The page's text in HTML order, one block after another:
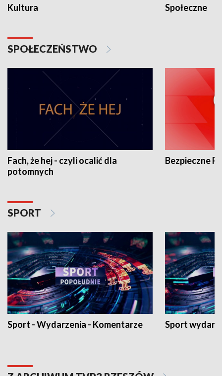
Kultura Społeczne
SPOŁECZEŃSTWO
Fach, że hej - czyli ocalić dla
potomnych
Bezpieczne
SPORT
Sport - Wydarzenia - Komentarze Sport